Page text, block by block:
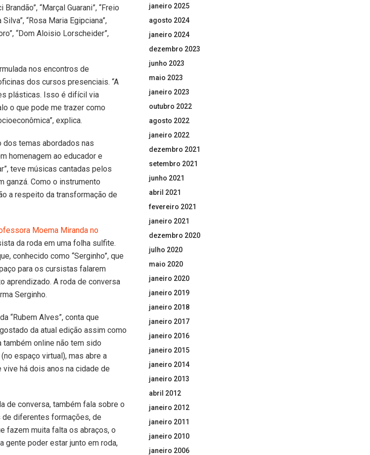
“Marçal Guarani”, “Freio
“Rosa Maria Egipciana”,
“Dom Aloisio Lorscheider”,
nos encontros de
dos cursos presenciais. “A
plásticas. Isso é difícil via
o que pode me trazer como
explica.
dos temas abordados nas
homenagem ao educador e
teve músicas cantadas pelos
ganzá. Como o instrumento
a respeito da transformação de
Moema Miranda no
da roda em uma folha sulfite.
conhecido como “Serginho”, que
para os cursistas falarem
aprendizado. A roda de conversa
Serginho.
“Rubem Alves”, conta que
da atual edição assim como
também online não tem sido
espaço virtual), mas abre a
há dois anos na cidade de
de conversa, também fala sobre o
de diferentes formações, de
fazem muita falta os abraços, o
gente poder estar junto em roda,
janeiro 2025
agosto 2024
janeiro 2024
dezembro 2023
junho 2023
maio 2023
janeiro 2023
outubro 2022
agosto 2022
janeiro 2022
dezembro 2021
setembro 2021
junho 2021
abril 2021
fevereiro 2021
janeiro 2021
dezembro 2020
julho 2020
maio 2020
janeiro 2020
janeiro 2019
janeiro 2018
janeiro 2017
janeiro 2016
janeiro 2015
janeiro 2014
janeiro 2013
abril 2012
janeiro 2012
janeiro 2011
janeiro 2010
janeiro 2006